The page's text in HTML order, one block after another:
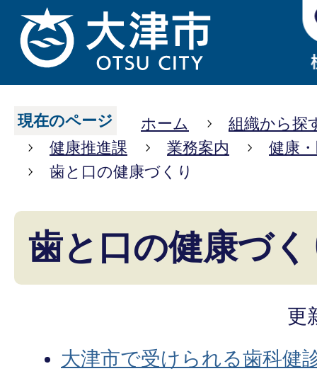
現在のページ ホーム
組織から探
健康推進課
業務案内
健康
歯と口の健康づくり
歯と口の健康づく
更
大津市で受けられる歯科健